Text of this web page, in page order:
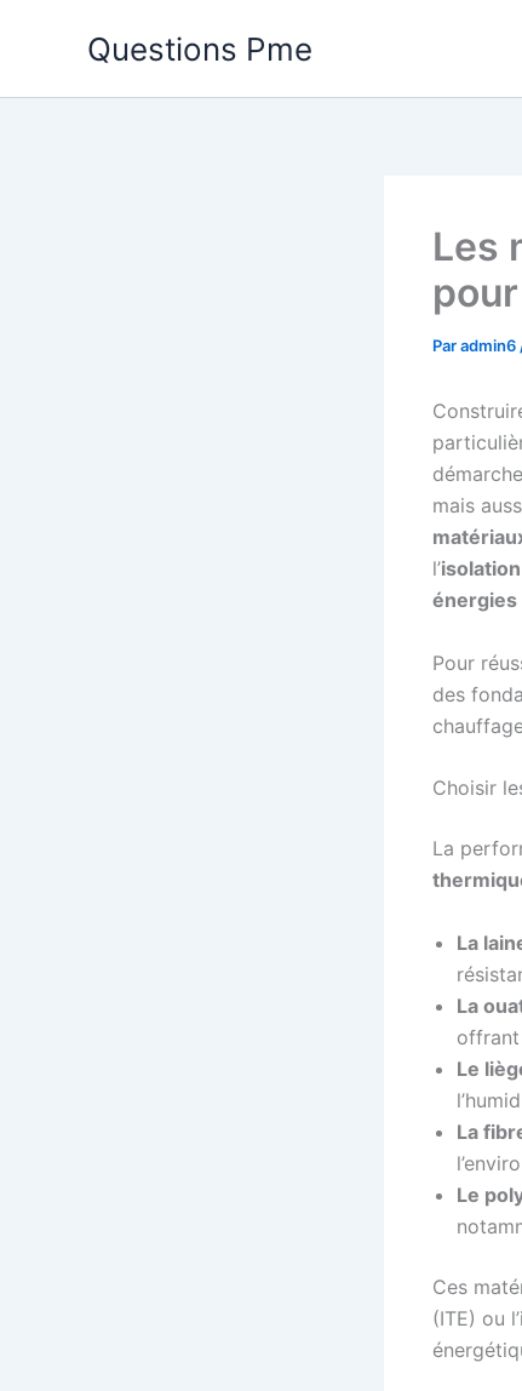
Questions Pme
Les
Paradmin6
mais
l’
énergies
Pour
des
Choisir
La
La
La
offrant
Le
La
Le
Ces
(ITE) ou